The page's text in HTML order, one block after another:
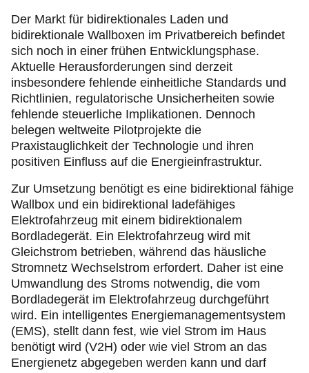
Der Markt für bidirektionales Laden und
bidirektionale Wallboxen im Privatbereich befindet
sich noch in einer frühen Entwicklungsphase.
Aktuelle Herausforderungen sind derzeit
insbesondere fehlende einheitliche Standards und
Richtlinien, regulatorische Unsicherheiten sowie
fehlende steuerliche Implikationen. Dennoch
belegen weltweite Pilotprojekte die
Praxistauglichkeit der Technologie und ihren
positiven Einfluss auf die Energieinfrastruktur.
Zur Umsetzung benötigt es eine bidirektional fähige
Wallbox und ein bidirektional ladefähiges
Elektrofahrzeug mit einem bidirektionalem
Bordladegerät. Ein Elektrofahrzeug wird mit
Gleichstrom betrieben, während das häusliche
Stromnetz Wechselstrom erfordert. Daher ist eine
Umwandlung des Stroms notwendig, die vom
Bordladegerät im Elektrofahrzeug durchgeführt
wird. Ein intelligentes Energiemanagementsystem
(EMS), stellt dann fest, wie viel Strom im Haus
benötigt wird (V2H) oder wie viel Strom an das
Energienetz abgegeben werden kann und darf